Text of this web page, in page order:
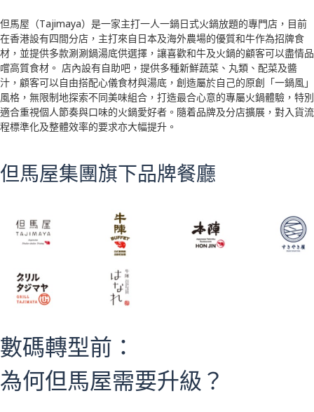
但馬屋（Tajimaya）是一家主打一人一鍋日式火鍋放題的專門店，目前
在香港設有四間分店，主打來自日本及海外農場的優質和牛作為招牌食
材，並提供多款涮涮鍋湯底供選擇，讓喜歡和牛及火鍋的顧客可以盡情品
嚐高質食材。 店內設有自助吧，提供多種新鮮蔬菜、丸類、配菜及醬
汁，顧客可以自由搭配心儀食材與湯底，創造屬於自己的原創「一鍋風」
風格，無限制地探索不同美味組合，打造最合心意的專屬火鍋體驗，特別
適合重視個人節奏與口味的火鍋愛好者。隨着品牌及分店擴展，對入貨流
程標準化及整體效率的要求亦大幅提升。​
但馬屋集團旗下品牌餐廳
數碼轉型前：
為何但馬屋需要升級？